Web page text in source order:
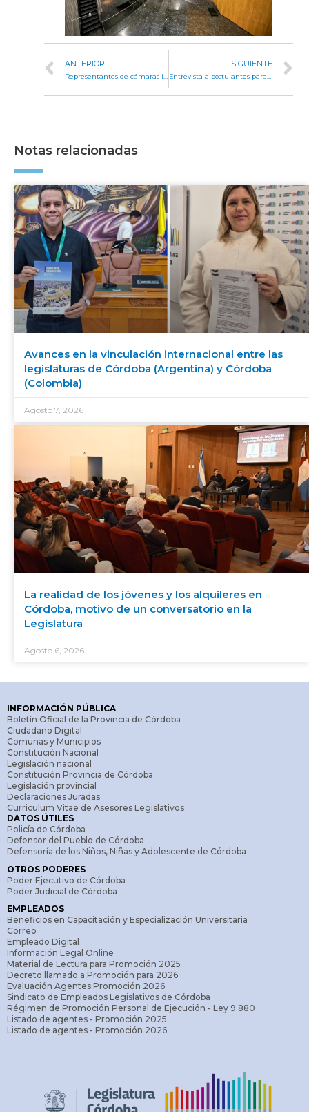
ANTERIOR SIGUIENTE
Notas relacionadas
Avances en la vinculación internacional entre las
legislaturas de Córdoba (Argentina) y Córdoba
(Colombia)
Agosto 7, 2026
La realidad de los jóvenes y los alquileres en
Córdoba, motivo de un conversatorio en la
Legislatura
Agosto 6, 2026
INFORMACIÓN PÚBLICA
Boletín Oficial de la Provincia de Córdoba
Ciudadano Digital
Comunas y Municipios
Constitución Nacional
Legislación nacional
Constitución Provincia de Córdoba
Legislación provincial
Declaraciones Juradas
Curriculum Vitae de Asesores Legislativos
DATOS ÚTILES
Policía de Córdoba
Defensor del Pueblo de Córdoba
Defensoría de los Niños, Niñas y Adolescente de Córdoba
OTROS PODERES
Poder Ejecutivo de Córdoba
Poder Judicial de Córdoba
EMPLEADOS
Beneficios en Capacitación y Especialización Universitaria
Correo
Empleado Digital
Información Legal Online
Material de Lectura para Promoción 2025
Decreto llamado a Promoción para 2026
Evaluación Agentes Promoción 2026
Sindicato de Empleados Legislativos de Córdoba
Régimen de Promoción Personal de Ejecución - Ley 9.880
Listado de agentes - Promoción 2025
Listado de agentes - Promoción 2026